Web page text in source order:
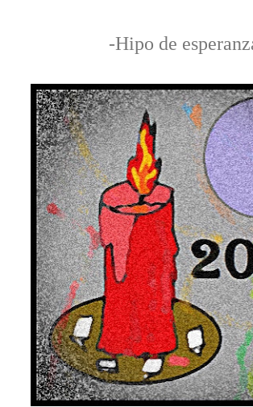
-Hipo de